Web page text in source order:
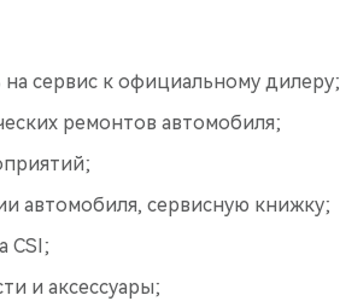
сервис к официальному дилеру;
ремонтов автомобиля;
автомобиля, сервисную книжку;
CSI;
и аксессуары;